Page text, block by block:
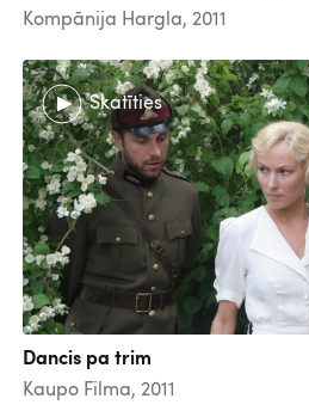
Kompānija Hargla, 2011
Skatīties
Dancis pa trim
Kaupo Filma, 2011